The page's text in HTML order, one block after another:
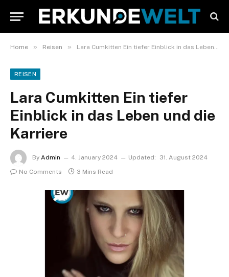
Home » Reisen » Lara Cumkitten Ein tiefer Einblick in das Leben und die Karriere
REISEN
Lara Cumkitten Ein tiefer
Einblick in das Leben und die
Karriere
By Admin 4. January 2024 Updated:
31. August 2024
No Comments
3 Mins Read